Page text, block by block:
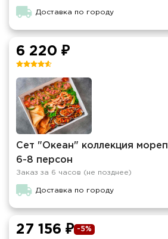
Доставка по городу
6 220 ₽
Сет "Океан" коллекция
6-8 персон
Заказ за 6 часов (не позднее)
Доставка по городу
27 156 ₽ -5%